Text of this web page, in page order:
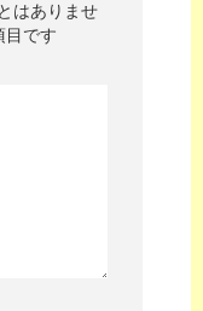
はありませ
目です